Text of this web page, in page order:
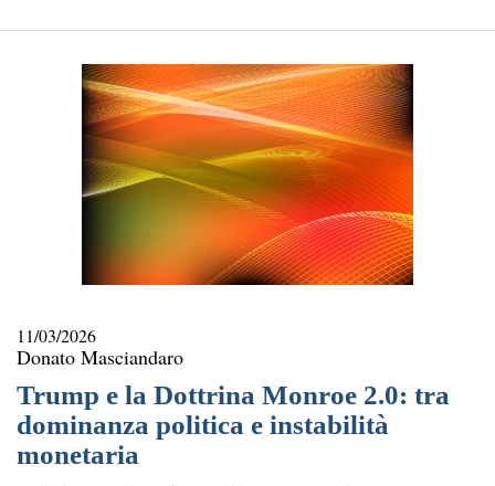
11/03/2026
Donato Masciandaro
Trump e la Dottrina Monroe 2.0: tra
dominanza politica e instabilità
monetaria